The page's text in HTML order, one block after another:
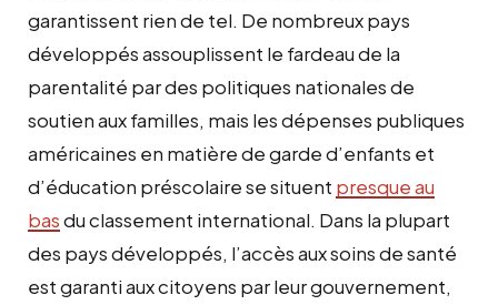
garantissent rien de tel. De nombreux pays
développés assouplissent le fardeau de la
parentalité par des politiques nationales de
soutien aux familles, mais les dépenses publiques
américaines en matière de garde d’enfants et
d’éducation préscolaire se situent presque au
basdu classement international. Dans la plupart
des pays développés, l’accès aux soins de santé
est garanti aux citoyens par leur gouvernement,